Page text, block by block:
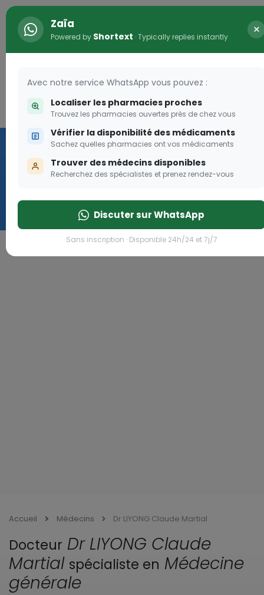
Connexion
Vaccination
Accueil Médecins Dr LIYONG Claude Martial
Docteur Dr LIYONG Claude
Martial spécialiste en Médecine
générale
Zaïa
Powered by Shortext · Typically replies instantly ×
Avec notre service WhatsApp vous pouvez :
Localiser les pharmacies proches
Trouvez les pharmacies ouvertes près de chez vous
Vérifier la disponibilité des médicaments
Sachez quelles pharmacies ont vos médicaments
Trouver des médecins disponibles
Recherchez des spécialistes et prenez rendez-vous
Discuter sur WhatsApp
Sans inscription · Disponible 24h/24 et 7j/7